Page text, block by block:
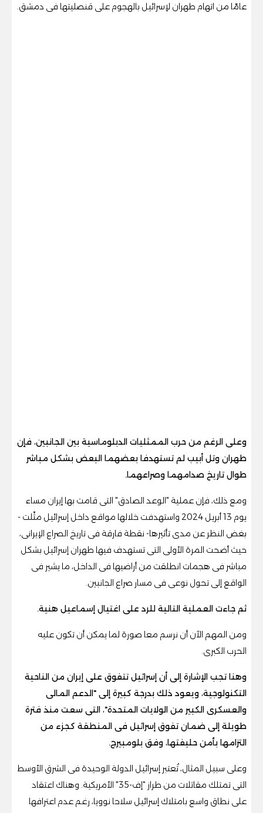
عامًا من اتهام طهران لإسرائيل بالهجوم على قنصليتها فى دمشق.
وعلى الرغم من حرب الممثليات الدبلوماسية بين الجانبين، فإن
طهران وتل أبيب لم تستهدفا بعضهما البعض بشكل مباشر
طوال تاريخ صدامهما وصراعهما.
ومع ذلك، فإن عملية "الوعد الصادق" التى قامت بها إيران مساء
يوم 13 أبريل 2024 واستهدفت خلالها مواقع داخل إسرائيل مثّلت -
بغض النظر عن مدى تأثيرها- نقطة فارقة فى تاريخ الصراع الإيرانى،
حيث أضحت المرة الأولى التى تستهدف فيها طهران إسرائيل بشكل
مباشر فى هجمات انطلقت من أراضيها فى الداخل، ما يشير فى
الواقع إلى تحول نوعى فى مسار صراع الجانبين.
ثم جاءت العملية التالية للرد على اغتيال إسماعيل هنية.
ومن المهم الآن أن نرسم معا صورة لما يمكن أن تكون عليه
الحرب الكبرى.
وهنا تجب الإشارة إلى أن إسرائيل تتفوق على إيران من الناحية
التكنولوجية، ويعود ذلك بدرجة كبيرة إلى "الدعم المالى
والعسكرى الكبير من الولايات المتحدة"، التى سعت منذ فترة
طويلة إلى ضمان تفوق إسرائيل فى المنطقة كجزء من
التزامها بأمن حليفتها، وفق بلومبيرج.
وعلى سبيل المثال، تُعتبر إسرائيل الدولة الوحيدة فى الشرق الأوسط
التى تمتلك مقاتلات من طراز "إف-35" الأمريكية. وهناك اعتقاد
على نطاق واسع بامتلاك إسرائيل سلاحا نوويا، رغم عدم اعترافها